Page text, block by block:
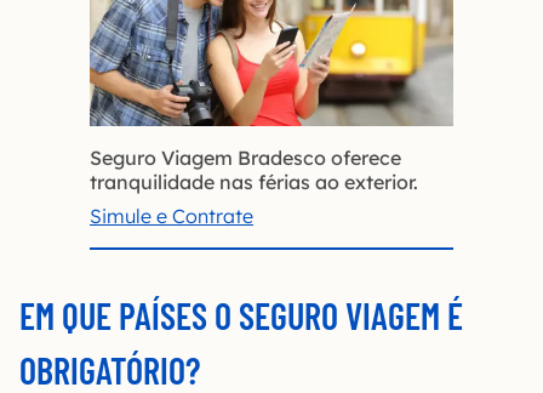
Seguro Viagem Bradesco oferece
tranquilidade nas férias ao exterior.
Simule e Contrate
EM QUE PAÍSES O SEGURO VIAGEM É
OBRIGATÓRIO?